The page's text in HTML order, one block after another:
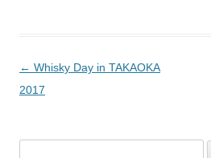
投
稿
← Whisky Day in TAKAOKA
2017